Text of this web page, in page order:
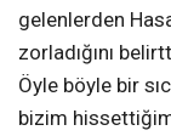
gelenlerden
zorladığını
Öyle böyle bir
bizim